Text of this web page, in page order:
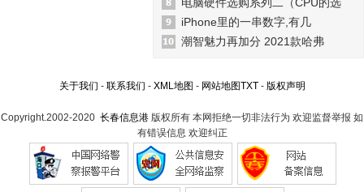
电脑硬件选购系列二（CPU的选
iPhone里的一串数字,有几
潮智魅力再加分 2021款哈弗
关于我们 - 联系我们 - XML地图 - 网站地图TXT- 版权声明
Copyright.2002-2020 长春信息港 版权所有 本网拒绝一切非法行为 欢迎监督举报 如
有错误信息 欢迎纠正